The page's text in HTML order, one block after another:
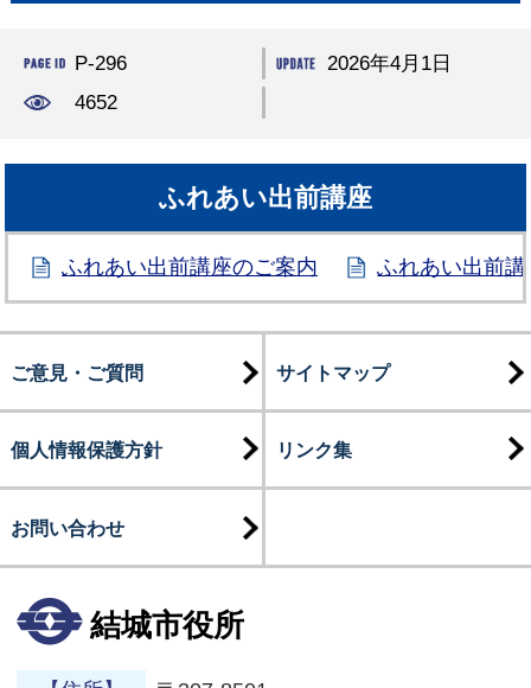
P-296
2026年4月1日
4652
ふれあい出前講座
ふれあい出前講座のご案内 ふれあい出前
ご意見・ご質問 サイトマップ
個人情報保護方針 リンク集
お問い合わせ
結城市役所